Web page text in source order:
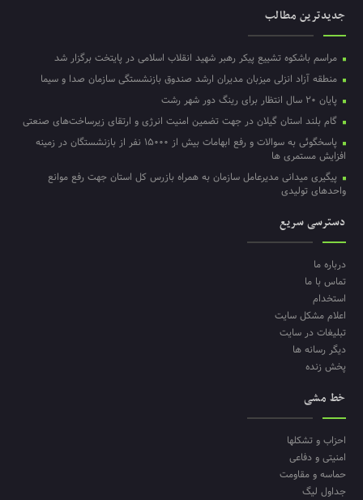
جدیدترین مطالب
مراسم باشکوه تشییع پیکر رهبر شهید انقلاب اسلامی در پایتخت برگزار شد
منطقه آزاد انزلی میزبان مدیران ارشد صندوق بازنشستگی سازمان صدا و سیما
پایان ۲۰ سال انتظار برای رینگ دور شهر رشت
گام بلند استان گیلان در جهت تضمین امنیت انرژی و ارتقای زیرساخت‌های صنعتی
پاسخگوئی به سوالات و رفع ابهامات بیش از ۱۵۰۰۰ نفر از بازنشستگان در زمینه
افزایش مستمری ها
پیگیری میدانی مدیرعامل سازمان به همراه بازرس کل استان جهت رفع موانع
واحدهای تولیدی
دسترسی سریع
درباره ما
تماس با ما
استخدام
اعلام مشکل سایت
تبلیغات در سایت
دیگر رسانه ها
پخش زنده
خط مشی
احزاب و تشکلها
امنیتی و دفاعی
حماسه و مقاومت
جداول لیگ